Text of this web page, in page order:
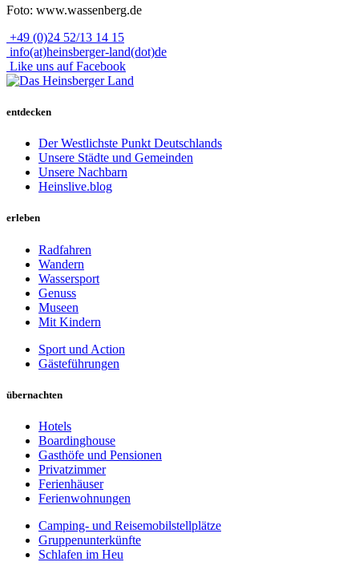
Foto: www.wassenberg.de
+49 (0)24 52/13 14 15
info(at)heinsberger-land(dot)de
Like uns auf Facebook
entdecken
Der Westlichste Punkt Deutschlands
Unsere Städte und Gemeinden
Unsere Nachbarn
Heinslive.blog
erleben
Radfahren
Wandern
Wassersport
Genuss
Museen
Mit Kindern
Sport und Action
Gästeführungen
übernachten
Hotels
Boardinghouse
Gasthöfe und Pensionen
Privatzimmer
Ferienhäuser
Ferienwohnungen
Camping- und Reisemobilstellplätze
Gruppenunterkünfte
Schlafen im Heu